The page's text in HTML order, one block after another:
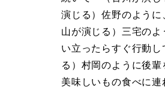
演じる）佐野のよう
山が演じる）三宅の
い立ったらすぐ行動
る）村岡のように後
美味しいもの食べに連